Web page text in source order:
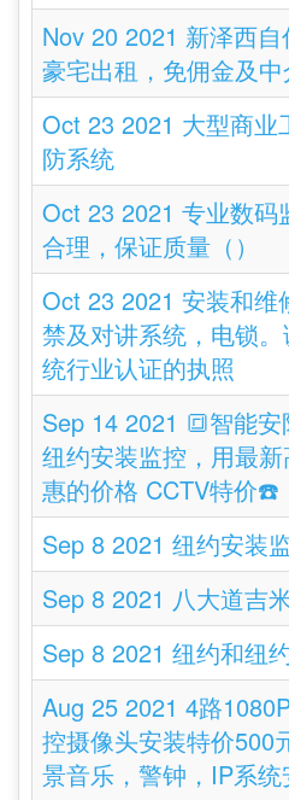
Nov 20 2021 新泽西
豪宅出租，免佣金及
Oct 23 2021 大型商业
防系统
Oct 23 2021 专业数码
合理，保证质量（）
Oct 23 2021 安装和维
禁及对讲系统，电锁
统行业认证的执照
Sep 14 2021 🔳智能
纽约安装监控，用最
惠的价格 CCTV特价☎️
Sep 8 2021 纽约安装
Sep 8 2021 八大道吉
Sep 8 2021 纽约和纽
Aug 25 2021 4路
控摄像头安装特价500
景音乐，警钟，IP系统